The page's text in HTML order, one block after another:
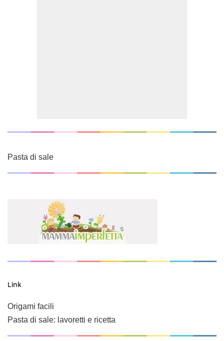
Pasta di sale
Link
Origami facili
Pasta di sale: lavoretti e ricetta